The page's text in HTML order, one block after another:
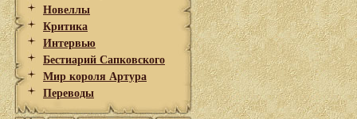
Новеллы
Критика
Интервью
Бестиарий Сапковского
Мир короля Артура
Переводы